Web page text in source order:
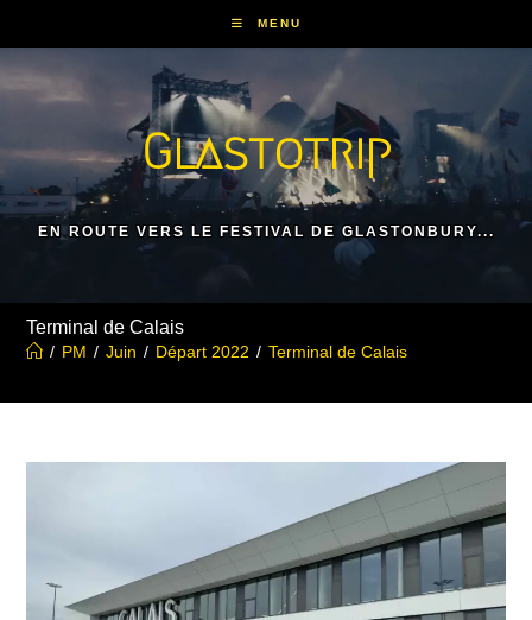
content
MENU
Glastotrip
EN ROUTE VERS LE FESTIVAL DE GLASTONBURY...
Terminal de Calais
/ PM / Juin / Départ 2022 / Terminal de Calais